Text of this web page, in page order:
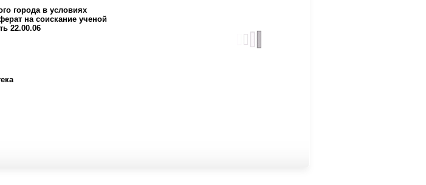
города в условиях
на соискание ученой
22.00.06